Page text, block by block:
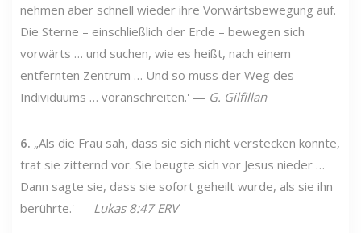
nehmen aber schnell wieder ihre Vorwärtsbewegung auf.
Die Sterne – einschließlich der Erde – bewegen sich
vorwärts … und suchen, wie es heißt, nach einem
entfernten Zentrum … Und so muss der Weg des
Individuums … voranschreiten.' — G. Gilfillan
6. „Als die Frau sah, dass sie sich nicht verstecken konnte,
trat sie zitternd vor. Sie beugte sich vor Jesus nieder …
Dann sagte sie, dass sie sofort geheilt wurde, als sie ihn
berührte.' — Lukas 8:47 ERV